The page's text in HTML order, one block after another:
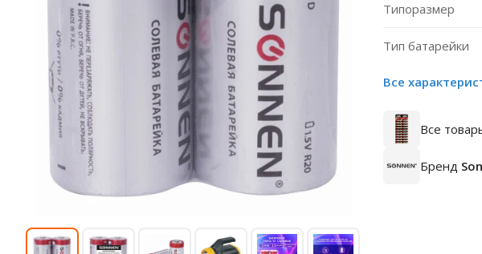
Типоразмер
Тип батарейки
Все
Все
Бренд